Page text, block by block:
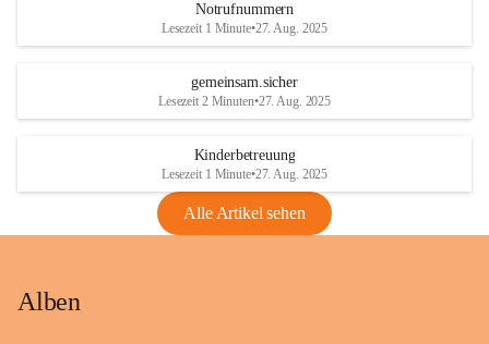
Notrufnummern
Lesezeit 1 Minute•27. Aug. 2025
gemeinsam.sicher
Lesezeit 2 Minuten•27. Aug. 2025
Kinderbetreuung
Lesezeit 1 Minute•27. Aug. 2025
Alle Artikel sehen
Alben